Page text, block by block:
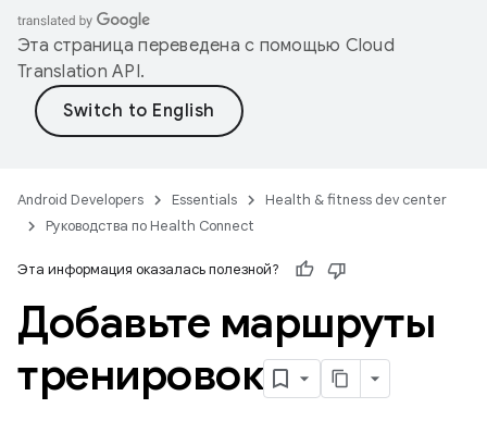
Эта страница переведена с помощью Cloud
Translation API.
Android Developers Essentials
Health & fitness dev center
Руководства по Health Connect
Эта информация оказалась полезной?
Добавьте маршруты
тренировок